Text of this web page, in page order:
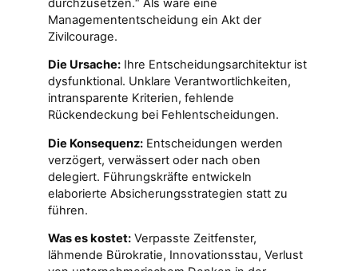
Managemententscheidung ein Akt der
Zivilcourage.
Die Ursache: Ihre Entscheidungsarchitektur ist
dysfunktional. Unklare Verantwortlichkeiten,
intransparente Kriterien, fehlende
Rückendeckung bei Fehlentscheidungen.
Die Konsequenz: Entscheidungen werden
verzögert, verwässert oder nach oben
delegiert. Führungskräfte entwickeln
elaborierte Absicherungsstrategien statt zu
führen.
Was es kostet: Verpasste Zeitfenster,
lähmende Bürokratie, Innovationsstau, Verlust